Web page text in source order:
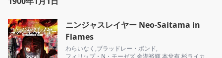
ニンジャスレイヤー Neo-Saitama in
Flames
わらいなく ,ブラッドレー・ボンド,
フィリップ・N・モーゼズ余湖裕輝本兌有杉ライカ